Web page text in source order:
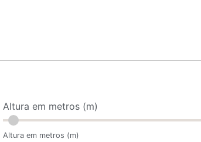
Altura em metros (m)
Altura em metros (m)